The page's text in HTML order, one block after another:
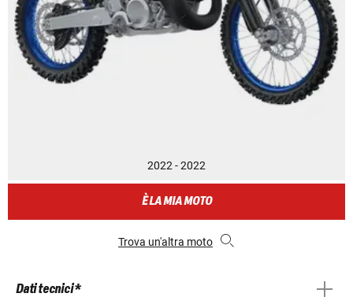
2022 - 2022
È LA MIA MOTO
Trova un'altra moto
Dati tecnici *